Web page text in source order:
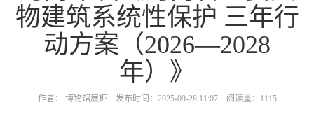
物建筑系统性保护 三年行
动方案（2026—2028
年）》
作者： 博物馆展柜 发布时间：2025-09-28 11:07 阅读量：1115